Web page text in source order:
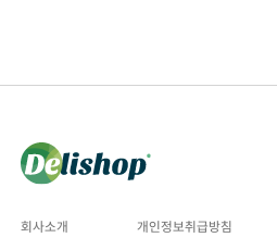
회사소개 개인정보취급방침